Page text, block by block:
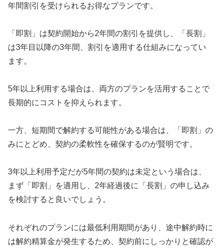
年間割引を受けられるお得なプランです。
「即割」は契約開始から2年間の割引を提供し、「長割」
は3年目以降の3年間、割引を適用する仕組みになってい
ます。
5年以上利用する場合は、両方のプランを活用することで
長期的にコストを抑えられます。
一方、短期間で解約する可能性がある場合は、「即割」の
みにとどめ、契約の柔軟性を確保するのが賢明です。
3年以上利用予定だが5年間の契約は未定という場合は、
まず「即割」を適用し、2年経過後に「長割」の申し込み
を検討すると良いでしょう。
それぞれのプランには最低利用期間があり、途中解約時に
は解約精算金が発生するため、契約前にしっかりと確認が